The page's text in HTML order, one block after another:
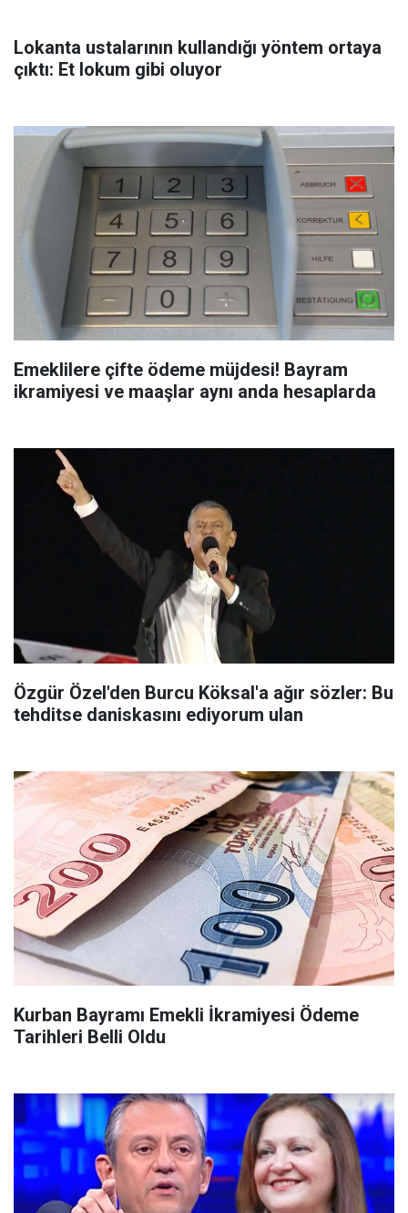
Lokanta ustalarının kullandığı yöntem ortaya
çıktı: Et lokum gibi oluyor
Emeklilere çifte ödeme müjdesi! Bayram
ikramiyesi ve maaşlar aynı anda hesaplarda
Özgür Özel'den Burcu Köksal'a ağır sözler: Bu
tehditse daniskasını ediyorum ulan
Kurban Bayramı Emekli İkramiyesi Ödeme
Tarihleri Belli Oldu